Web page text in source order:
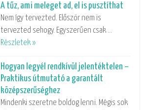
A tűz, ami meleget ad, el is pusztíthat
Nem így tervezted. Először nem is
tervezted sehogy. Egyszerűen csak …
Részletek »
Hogyan legyél rendkívül jelentéktelen –
Praktikus útmutató a garantált
középszerűséghez
Mindenki szeretne boldog lenni. Mégis sok